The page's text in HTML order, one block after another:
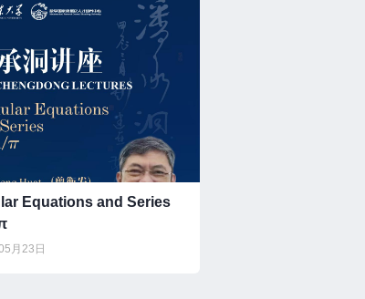
Equations and Series
月23日